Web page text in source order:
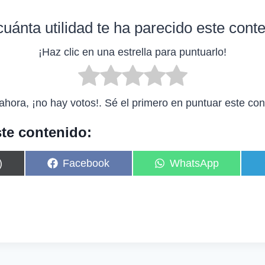
utilidad te ha parecido este
¡Haz clic en una estrella para puntuarlo!
¡no hay votos!. Sé el primero en puntuar este
contenido:
C
o
Facebook
C
o
WhatsApp